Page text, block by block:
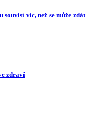
souvisí víc, než se může zdát
zdraví